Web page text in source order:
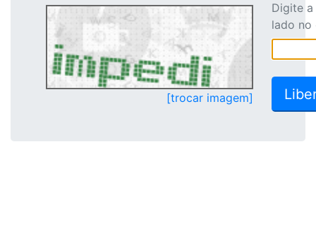
[trocar imagem]
Digite
lado no